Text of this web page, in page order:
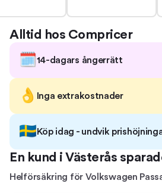
Alltid hos Compricer
🗓️14-dagars ångerrätt
👌 Inga extrakostnader
🇸🇪Köp idag - undvik
En kund i Västerås
Helförsäkring för Volkswagen